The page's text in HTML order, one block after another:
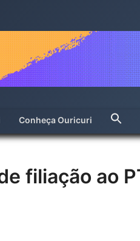
Conheça Ouricuri
filiação ao